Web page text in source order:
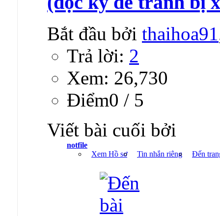
Bắt đầu bởi thaihoa91
Trả lời: 2
Xem: 26,730
Ðiểm0 / 5
Viết bài cuối bởi
notfile
Xem Hồ sơ
Tin nhắn riêng Đến